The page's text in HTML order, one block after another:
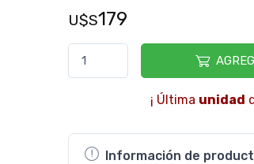
U$S179
¡ Última unidad
Información de